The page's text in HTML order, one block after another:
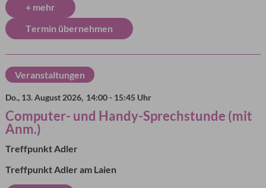
+ mehr
Termin übernehmen
Do., 13. August 2026, 14:00 - 15:45 Uhr
Computer- und Handy-Sprechstunde (mit
Anm.)
Treffpunkt Adler
Treffpunkt Adler am Laien
Veranstaltungen